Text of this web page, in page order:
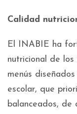
Calidad
El INABIE ha
nutricional de los
menús
escolar, que
balanceados, de